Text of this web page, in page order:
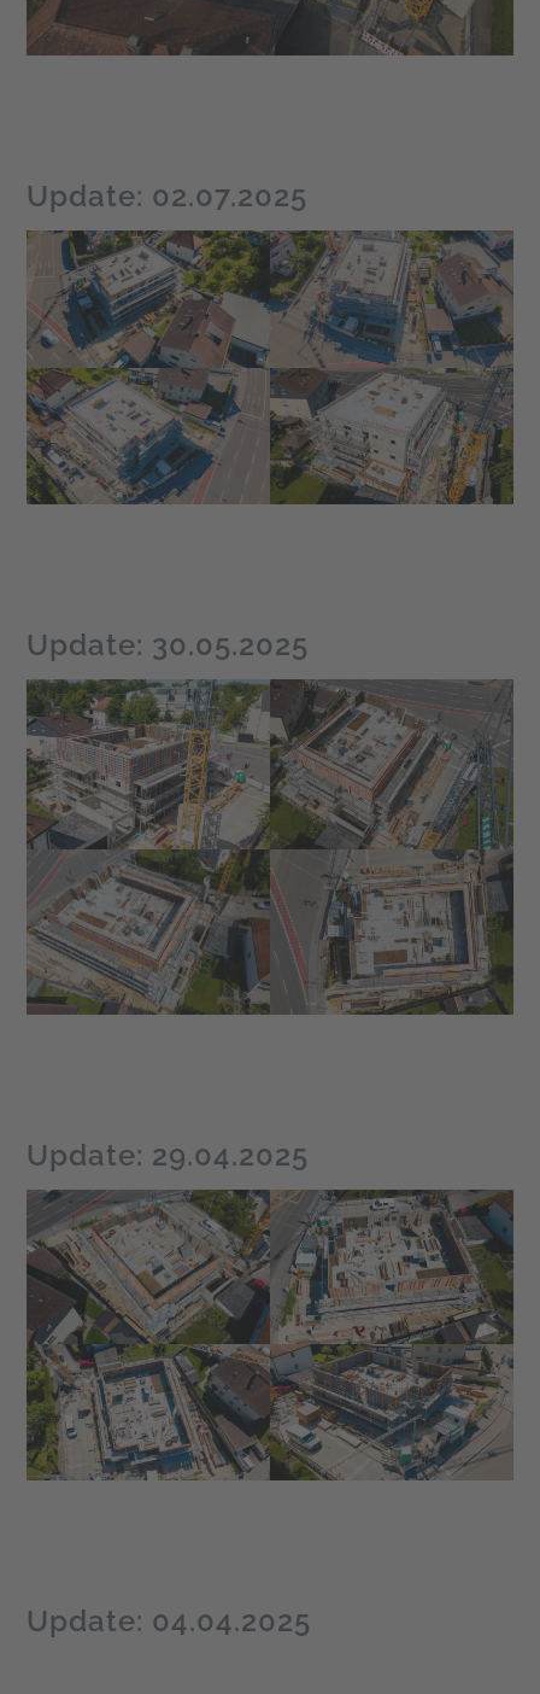
Update: 02.07.2025
Update: 30.05.2025
Update: 29.04.2025
Update: 04.04.2025